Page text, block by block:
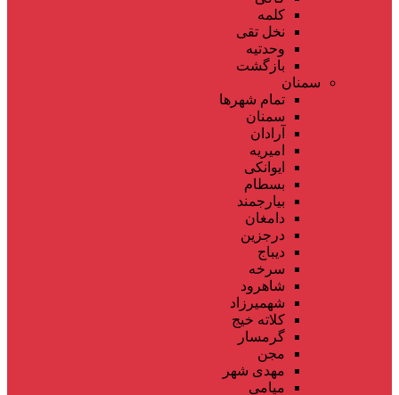
کلمه
نخل تقی
وحدتیه
بازگشت
سمنان
تمام شهر‌ها
سمنان
آرادان
امیریه
ایوانکی
بسطام
بیارجمند
دامغان
درجزین
دیباج
سرخه
شاهرود
شهمیرزاد
کلاته خیج
گرمسار
مجن
مهدی شهر
میامی